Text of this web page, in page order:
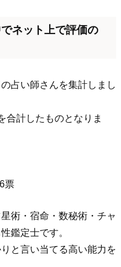
ネット上で評価の
占い師さんを集計しまし
合計したものとなりま
票
術・宿命・数秘術・チャ
鑑定士です。
と言い当てる高い能力を